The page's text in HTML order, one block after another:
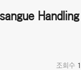
조회수